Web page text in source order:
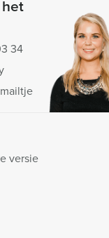
34
versie